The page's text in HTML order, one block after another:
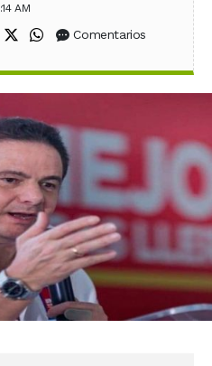
AM
en Facebook
Compartir en X (Twitter)
Compartir en WhatsApp
Comentarios